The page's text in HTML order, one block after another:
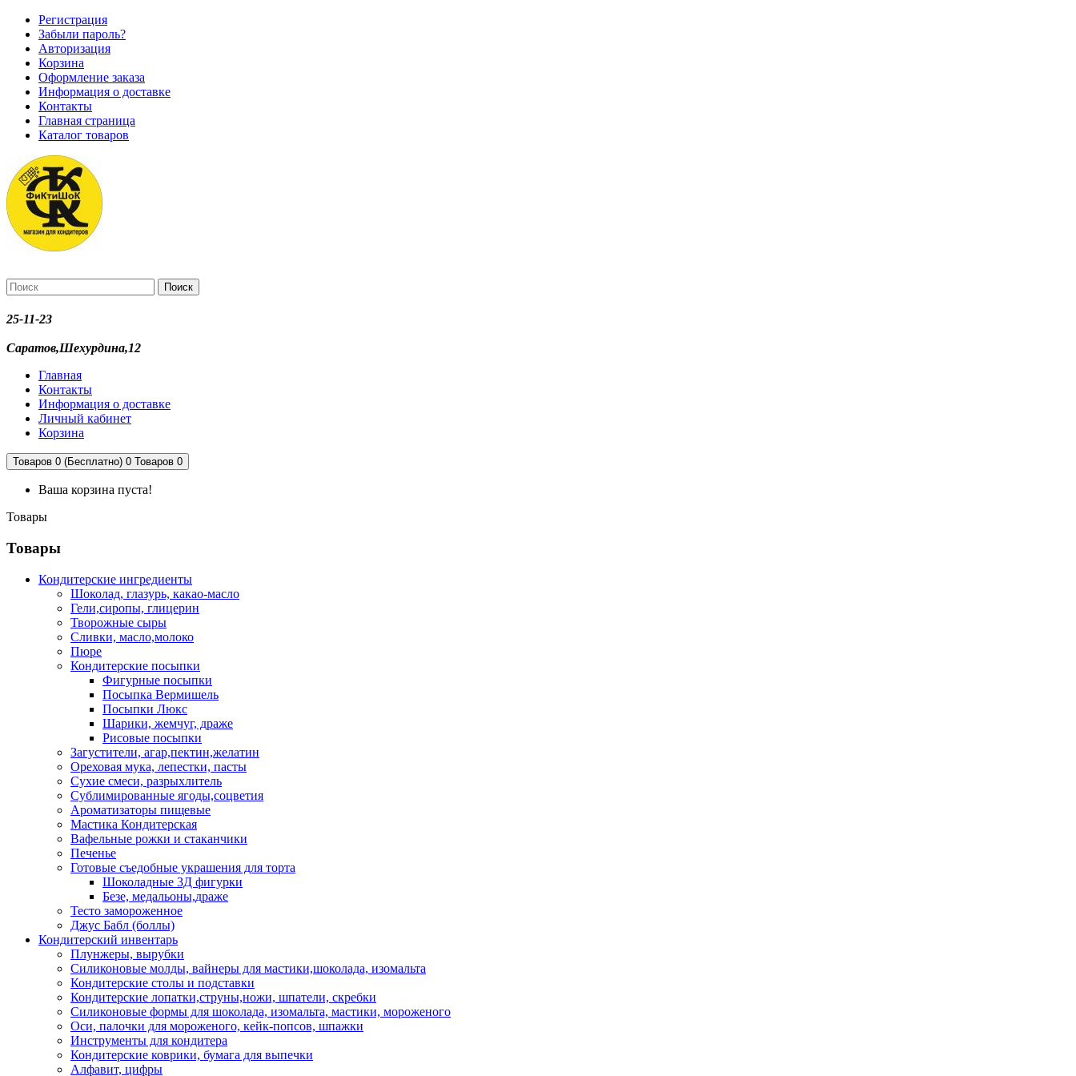
Регистрация
Забыли пароль?
Авторизация
Корзина
Оформление заказа
Информация о доставке
Контакты
Главная страница
Каталог товаров
Поиск
25-11-23
Саратов,Шехурдина,12
Главная
Контакты
Информация о доставке
Личный кабинет
Корзина
Товаров 0 (Бесплатно) 0 Товаров 0
Ваша корзина пуста!
Товары
Товары
Кондитерские ингредиенты
Шоколад, глазурь, какао-масло
Гели,сиропы, глицерин
Творожные сыры
Сливки, масло,молоко
Пюре
Кондитерские посыпки
Фигурные посыпки
Посыпка Вермишель
Посыпки Люкс
Шарики, жемчуг, драже
Рисовые посыпки
Загустители, агар,пектин,желатин
Ореховая мука, лепестки, пасты
Сухие смеси, разрыхлитель
Сублимированные ягоды,соцветия
Ароматизаторы пищевые
Мастика Кондитерская
Вафельные рожки и стаканчики
Печенье
Готовые съедобные украшения для торта
Шоколадные 3Д фигурки
Безе, медальоны,драже
Тесто замороженное
Джус Бабл (боллы)
Кондитерский инвентарь
Плунжеры, вырубки
Силиконовые молды, вайнеры для мастики,шоколада, изомальта
Кондитерские столы и подставки
Кондитерские лопатки,струны,ножи, шпатели, скребки
Силиконовые формы для шоколада, изомальта, мастики, мороженого
Оси, палочки для мороженого, кейк-попсов, шпажки
Инструменты для кондитера
Кондитерские коврики, бумага для выпечки
Алфавит, цифры